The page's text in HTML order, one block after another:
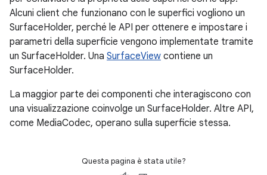
Alcuni client che funzionano con le superfici vogliono un
SurfaceHolder, perché le API per ottenere e impostare i
parametri della superficie vengono implementate tramite
un SurfaceHolder. Una SurfaceView contiene un
SurfaceHolder.
La maggior parte dei componenti che interagiscono con
una visualizzazione coinvolge un SurfaceHolder. Altre API,
come MediaCodec, operano sulla superficie stessa.
Questa pagina è stata utile?